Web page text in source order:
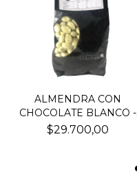
ALMENDRA CON
CHOCOLATE BLANCO -
071-5200...
$29.700,00